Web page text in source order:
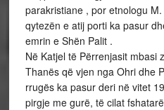
parakristiane , por etnologu
qytezën e atij porti ka pasur
emrin e Shën Palit .
Në Katjel të Përrenjasit mbasi
Thanës që vjen nga Ohri dhe
rrugës ka pasur deri në vitet
pirgje me gurë, të cilat